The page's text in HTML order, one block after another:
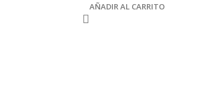
AÑADIR AL CARRITO